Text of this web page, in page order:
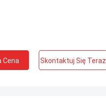
Cena Skontaktuj Się Teraz